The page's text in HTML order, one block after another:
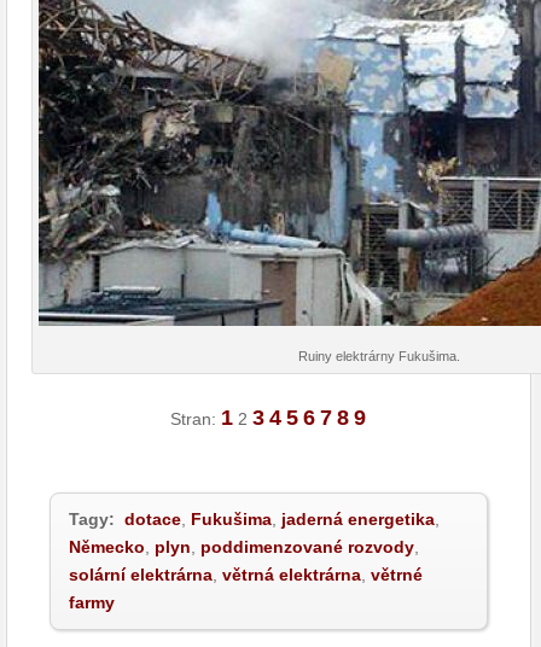
Ruiny elektrárny Fukušima.
Stran: 1 23 4 5 6 7 8 9
Tagy: dotace Fukušima jaderná energetika
Německo
plyn poddimenzované rozvody
solární elektrárna větrná elektrárna větrné
farmy